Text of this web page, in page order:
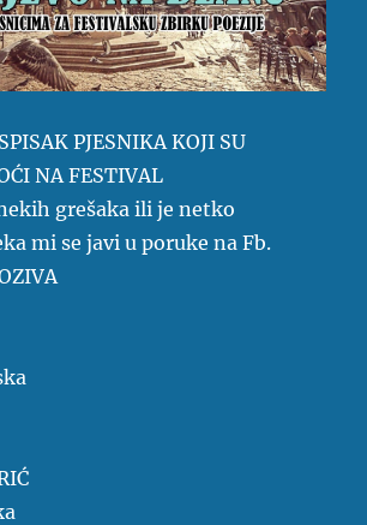
PJESNIKA KOJI SU
NA FESTIVAL
grešaka ili je netko
mi se javi u poruke na Fb.